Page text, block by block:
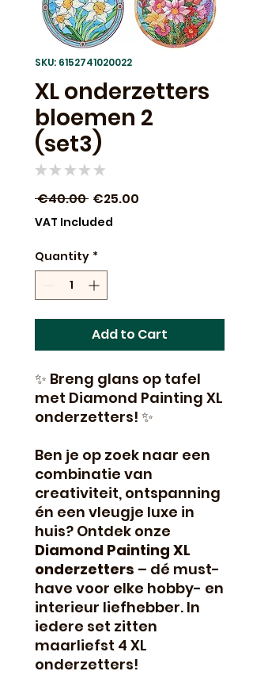
SKU: 6152741020022
XL onderzetters
bloemen 2
(set3)
★ ★ ★ ★ ★
€40.00 Regular
Price
€25.00
VAT Included
Quantity *
Add to Cart
✨ Breng glans op tafel
met Diamond Painting XL
onderzetters! ✨
Ben je op zoek naar een
combinatie van
creativiteit, ontspanning
én een vleugje luxe in
huis? Ontdek onze
Diamond Painting XL
onderzetters – dé must-
have voor elke hobby- en
interieur liefhebber. In
iedere set zitten
maarliefst 4 XL
onderzetters!